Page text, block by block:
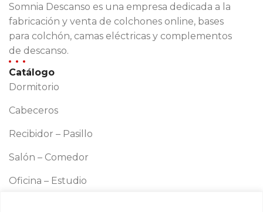
Somnia Descanso es una empresa dedicada a la
fabricación y venta de colchones online, bases
para colchón, camas eléctricas y complementos
de descanso.
Catálogo
Dormitorio
Cabeceros
Recibidor – Pasillo
Salón – Comedor
Oficina – Estudio